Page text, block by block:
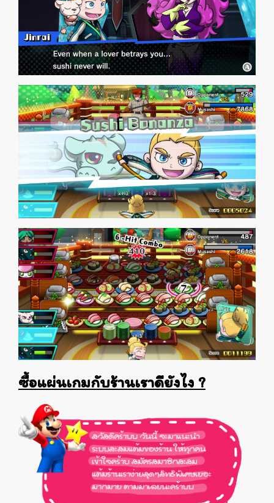
ซื้อแผ่นเกมกับร้านเราดียังไง ?